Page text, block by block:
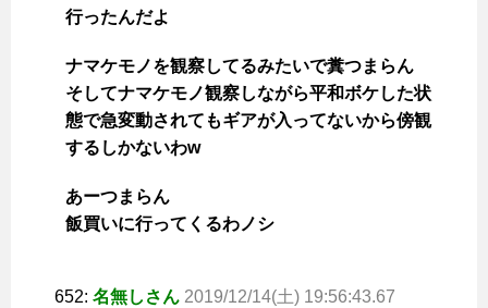
行ったんだよ
ナマケモノを観察してるみたいで糞つまらん
そしてナマケモノ観察しながら平和ボケした状
態で急変動されてもギアが入ってないから傍観
するしかないわw
あーつまらん
飯買いに行ってくるわノシ
652: 名無しさん 2019/12/14(土) 19:56:43.67